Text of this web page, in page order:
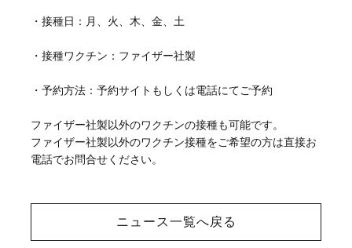
・接種日：月、火、木、金、土
・接種ワクチン：ファイザー社製
・予約方法：予約サイトもしくは電話にてご予約
ファイザー社製以外のワクチンの接種も可能です。
ファイザー社製以外のワクチン接種をご希望の方は直接お
電話でお問合せください。
ニュース一覧へ戻る